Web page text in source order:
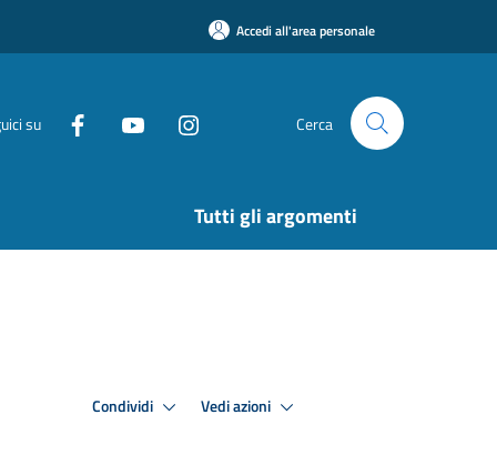
Accedi all'area personale
su Cerca
Tutti gli argomenti
Condividi Vedi azioni